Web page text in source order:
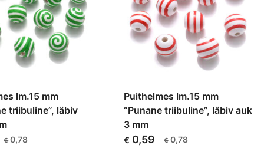
lm.15 mm
triibuline”, läbiv
€0,78
Puithelmes lm.15 mm
“Punane triibuline”, läbiv auk
3 mm
€0,78
Algne
€ 0,59
Current